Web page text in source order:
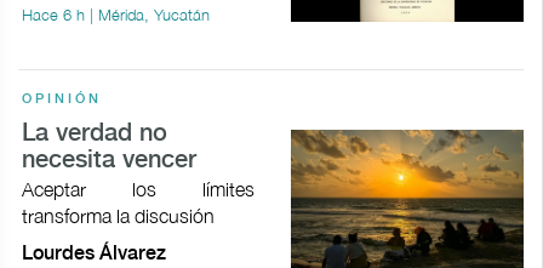
Hace 6 h | Mérida, Yucatán
OPINIÓN
La verdad no
necesita vencer
Aceptar los límites
transforma la discusión
Lourdes Álvarez